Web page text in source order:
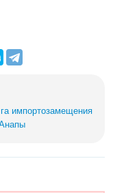
импортозамещения